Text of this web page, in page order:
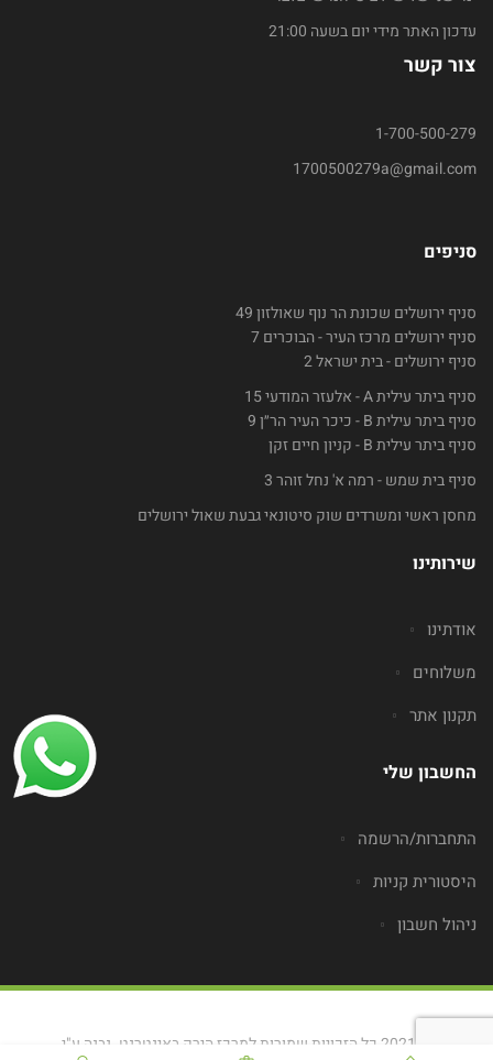
עדכון האתר מידי יום בשעה 21:00
צור קשר
1-700-500-279
1700500279a@gmail.com
סניפים
סניף ירושלים שכונת הר נוף שאולזון 49
סניף ירושלים מרכז העיר - הבוכרים 7
סניף ירושלים - בית ישראל 2
סניף ביתר עילית A - אלעזר המודעי 15
סניף ביתר עילית B - כיכר העיר הר״ן 9
סניף ביתר עילית B - קניון חיים זקן
סניף בית שמש - רמה א' נחל זוהר 3
מחסן ראשי ומשרדים שוק סיטונאי גבעת שאול ירושלים
שירותינו
אודתינו
משלוחים
תקנון אתר
החשבון שלי
התחברות/הרשמה
היסטורית קניות
ניהול חשבון